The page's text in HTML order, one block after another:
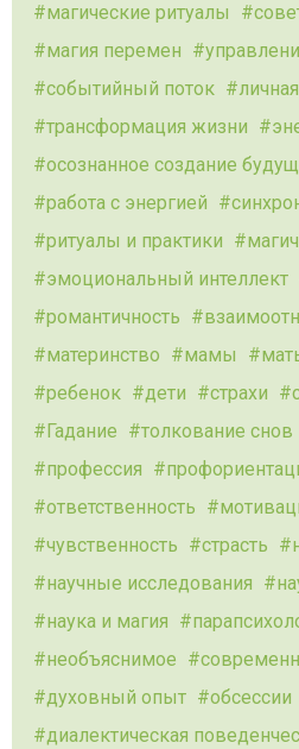
магические ритуалы
магия перемен
событийный поток
трансформация жизни
осознанное создание
работа с энергией
ритуалы и практики
эмоциональный интеллект
романтичность
материнство
мамы
ребенок
дети страхи
Гадание
толкование снов
профессия
ответственность
чувственность
страсть
научные исследования
наука и магия
необъяснимое
духовный опыт
обсессии
диалектическая